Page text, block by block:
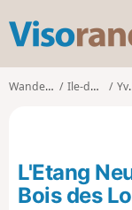
Wanderungen Ile-de-France Yvelines
L'Etang
Bois des